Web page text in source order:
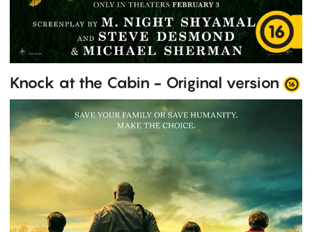
Knock at the Cabin - Original version